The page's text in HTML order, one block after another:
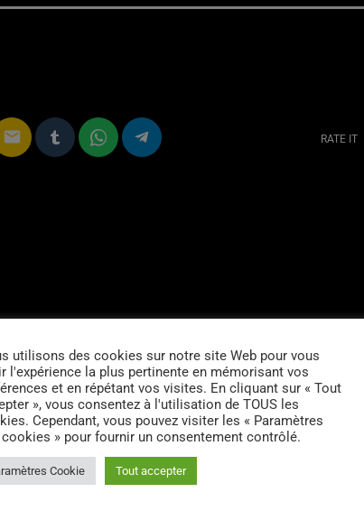
email RATE IT
utilisons des cookies sur notre site Web pour vous
l'expérience la plus pertinente en mémorisant vos
et en répétant vos visites. En cliquant sur « Tout
», vous consentez à l'utilisation de TOUS les
Cependant, vous pouvez visiter les « Paramètres
» pour fournir un consentement contrôlé.
Cookie Tout accepter